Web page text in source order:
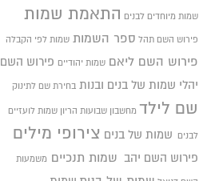
שמות מיוחדים לבנים התאמת שמות
פירוש השם תהל ספר השמות שמות לפי הקבלה
פירוש השם ליאם שמות יהודיים פירוש השם
יהלי שמות של בנים ובנות בחירת שם לתינוק
שם לילד מחשבון שבועות הריון שמות לועזיים
לבנים שמות של בנים צירופי מילים
פירוש השם יהב שמות תנכיים משמעות